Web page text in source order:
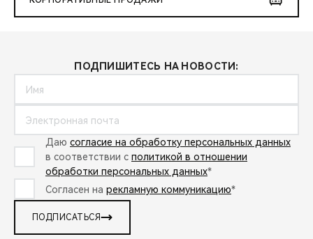
ПОДПИШИТЕСЬ НА НОВОСТИ:
Даю согласие на обработку персональных данных
в соответствии с политикой в отношении
обработки персональных данных*
Согласен на рекламную коммуникацию*
ПОДПИСАТЬСЯ